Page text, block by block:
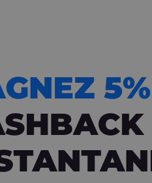
avec l’application
5%